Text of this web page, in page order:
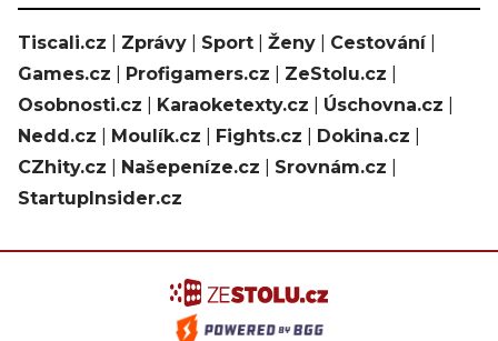
Tiscali.cz Zprávy Sport Ženy Cestování|
Games.cz
Profigamers.cz ZeStolu.cz
Osobnosti.cz
Karaoketexty.cz Úschovna.cz
Nedd.cz
Moulík.cz Fights.cz Dokina.cz
CZhity.cz
Našepeníze.cz Srovnám.cz
StartupInsider.cz